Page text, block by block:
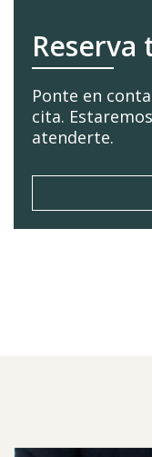
Reserva
Ponte en
cita.
atenderte.